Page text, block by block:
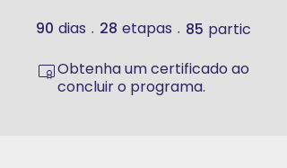
90 dias 90 dias
28 etapas 28 etapas
85
Obtenha um certificado ao
concluir o programa.